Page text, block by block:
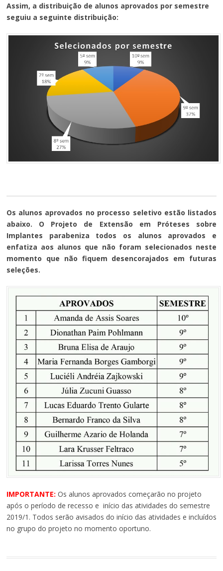
Assim, a distribuição de alunos aprovados por semestre
seguiu a seguinte distribuição:
Os alunos aprovados no processo seletivo estão listados
abaixo. O Projeto de Extensão em Próteses sobre
Implantes parabeniza todos os alunos aprovados e
enfatiza aos alunos que não foram selecionados neste
momento que não fiquem desencorajados em futuras
seleções.
IMPORTANTE: Os alunos aprovados começarão no projeto
após o período de recesso e início das atividades do semestre
2019/1. Todos serão avisados do início das atividades e incluídos
no grupo do projeto no momento oportuno.